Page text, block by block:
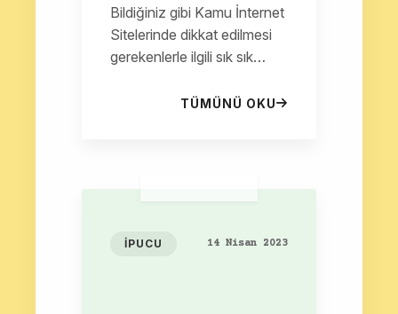
Bildiğiniz gibi Kamu İnternet
Sitelerinde dikkat edilmesi
gerekenlerle ilgili sık sık
getirilen işlerin de ne kadar...
TÜMÜNÜ OKU
İPUCU 14 Nisan 2023